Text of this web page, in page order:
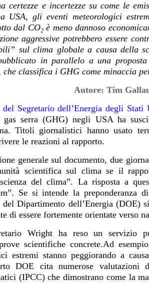
certezze e incertezze su come le
USA, gli eventi meteorologici
dal CO₂ è meno dannoso
aggressive potrebbero essere
sul clima globale a causa della
in parallelo a una proposta
classifica i GHG come minaccia
Autore: Tim
del Segretario dell’Energia degli
serra (GHG) negli USA ha
Titoli giornalistici hanno usato
le reazioni al rapporto.
generale sul documento, due
scientifica sul clima se il
del clima”. La risposta a
Se si intende la preponderanza
Dipartimento dell’Energia (DOE)
di essere fortemente orientate verso
Wright ha reso un servizio
scientifiche concrete.Ad
estremi stanno peggiorando a
DOE cita numerose valutazioni
(IPCC) che dimostrano come la